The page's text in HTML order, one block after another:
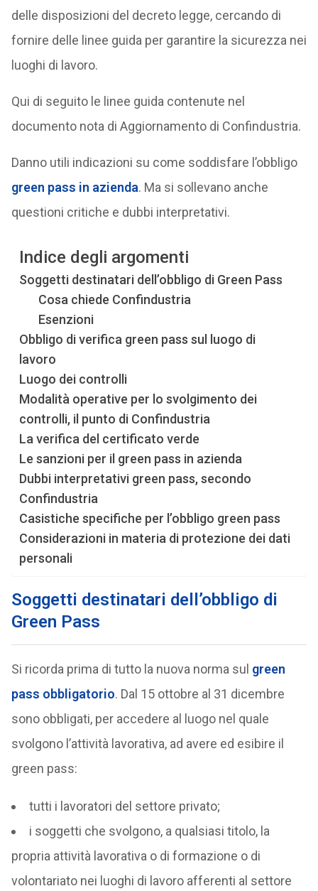
delle disposizioni del decreto legge, cercando di
fornire delle linee guida per garantire la sicurezza nei
luoghi di lavoro.
Qui di seguito le linee guida contenute nel
documento nota di Aggiornamento di Confindustria.
Danno utili indicazioni su come soddisfare l’obbligo
green pass in azienda. Ma si sollevano anche
questioni critiche e dubbi interpretativi.
Indice degli argomenti
Soggetti destinatari dell’obbligo di Green Pass
Cosa chiede Confindustria
Esenzioni
Obbligo di verifica green pass sul luogo di
lavoro
Luogo dei controlli
Modalità operative per lo svolgimento dei
controlli, il punto di Confindustria
La verifica del certificato verde
Le sanzioni per il green pass in azienda
Dubbi interpretativi green pass, secondo
Confindustria
Casistiche specifiche per l’obbligo green pass
Considerazioni in materia di protezione dei dati
personali
Soggetti destinatari dell’obbligo di
Green Pass
Si ricorda prima di tutto la nuova norma sul green
pass obbligatorio. Dal 15 ottobre al 31 dicembre
sono obbligati, per accedere al luogo nel quale
svolgono l’attività lavorativa, ad avere ed esibire il
green pass:
tutti i lavoratori del settore privato;
i soggetti che svolgono, a qualsiasi titolo, la
propria attività lavorativa o di formazione o di
volontariato nei luoghi di lavoro afferenti al settore